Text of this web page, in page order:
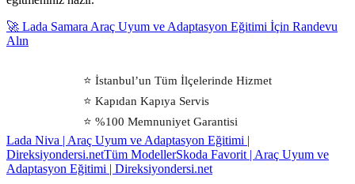
🚀 Lada Samara Araç Uyum ve Adaptasyon Eğitimi İçin Randevu
Alın
⭐ İstanbul’un Tüm İlçelerinde Hizmet
⭐ Kapıdan Kapıya Servis
⭐ %100 Memnuniyet Garantisi
Lada Niva | Araç Uyum ve Adaptasyon Eğitimi |
Direksiyondersi.netTüm ModellerSkoda Favorit | Araç Uyum ve
Adaptasyon Eğitimi | Direksiyondersi.net